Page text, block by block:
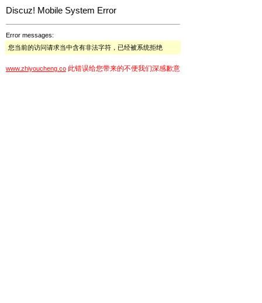
Discuz! Mobile System Error
Error messages:
您当前的访问请求当中含有非法字符，已经被系统拒绝
www.zhiyoucheng.co 此错误给您带来的不便我们深感歉意